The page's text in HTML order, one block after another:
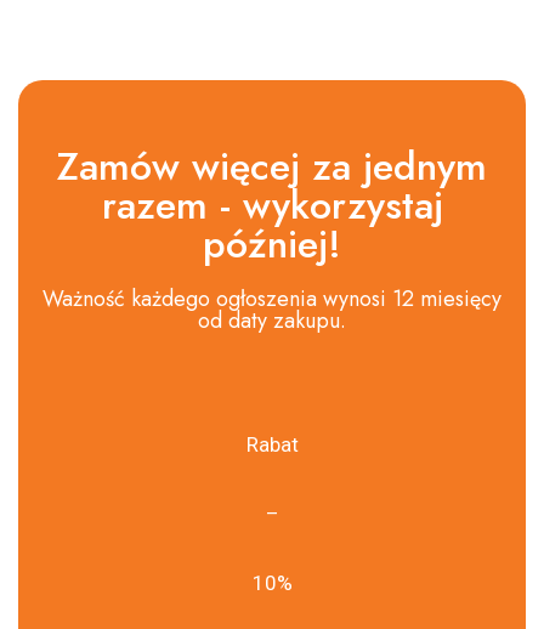
Zamów więcej za jednym
razem - wykorzystaj
później!
Ważność każdego ogłoszenia wynosi 12 miesięcy
od daty zakupu.
Rabat
–
10%